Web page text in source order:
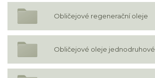
Obličejové regenerační oleje
Obličejové oleje jednodruhové